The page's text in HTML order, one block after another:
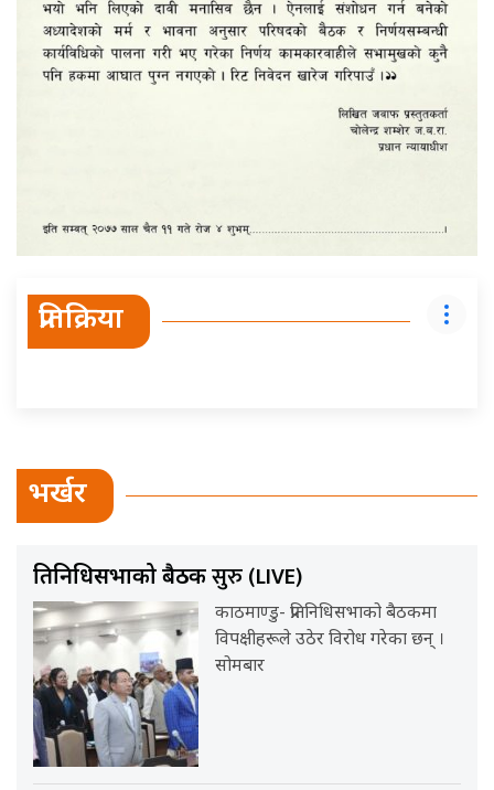
प्रतिक्रिया
भर्खर
प्रतिनिधिसभाको बैठकसुरु (LIVE)
काठमाण्डु- प्रतिनिधिसभाको बैठकमा
विपक्षीहरूले उठेर विरोध गरेका छन् ।
सोमबार